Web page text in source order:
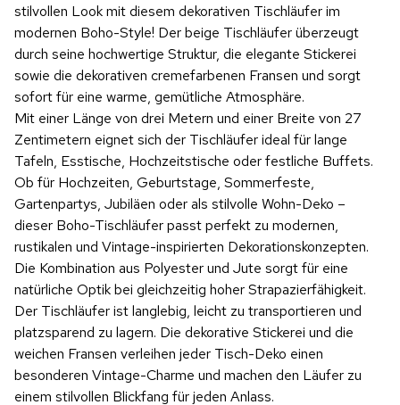
stilvollen Look mit diesem dekorativen Tischläufer im
modernen Boho-Style! Der beige Tischläufer überzeugt
durch seine hochwertige Struktur, die elegante Stickerei
sowie die dekorativen cremefarbenen Fransen und sorgt
sofort für eine warme, gemütliche Atmosphäre.
Mit einer Länge von drei Metern und einer Breite von 27
Zentimetern eignet sich der Tischläufer ideal für lange
Tafeln, Esstische, Hochzeitstische oder festliche Buffets.
Ob für Hochzeiten, Geburtstage, Sommerfeste,
Gartenpartys, Jubiläen oder als stilvolle Wohn-Deko –
dieser Boho-Tischläufer passt perfekt zu modernen,
rustikalen und Vintage-inspirierten Dekorationskonzepten.
Die Kombination aus Polyester und Jute sorgt für eine
natürliche Optik bei gleichzeitig hoher Strapazierfähigkeit.
Der Tischläufer ist langlebig, leicht zu transportieren und
platzsparend zu lagern. Die dekorative Stickerei und die
weichen Fransen verleihen jeder Tisch-Deko einen
besonderen Vintage-Charme und machen den Läufer zu
einem stilvollen Blickfang für jeden Anlass.